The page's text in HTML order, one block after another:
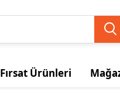
Fırsat Ürünleri